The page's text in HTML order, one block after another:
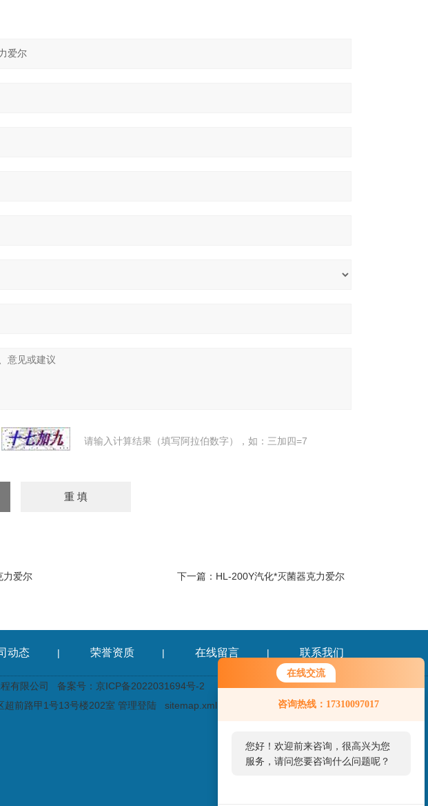
在线交流
咨询热线：17310097017
您好！欢迎前来咨询，很高兴为您
服务，请问您要咨询什么问题呢？
请输入计算结果（填写阿拉伯数字），如：三加四=7
力爱尔 下一篇： HL-200Y汽化*灭菌器克力爱尔
动态 | 荣誉资质 | 在线留言 | 联系我们
有限公司 备案号：京ICP备2022031694号-2
超前路甲1号13号楼202室 管理登陆 sitemap.xml